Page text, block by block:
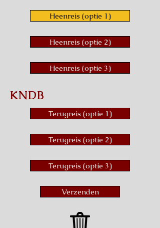
Heenreis (optie 1)
Heenreis (optie 2)
Heenreis (optie 3)
KNDB
Terugreis (optie 1)
Terugreis (optie 2)
Terugreis (optie 3)
Verzenden